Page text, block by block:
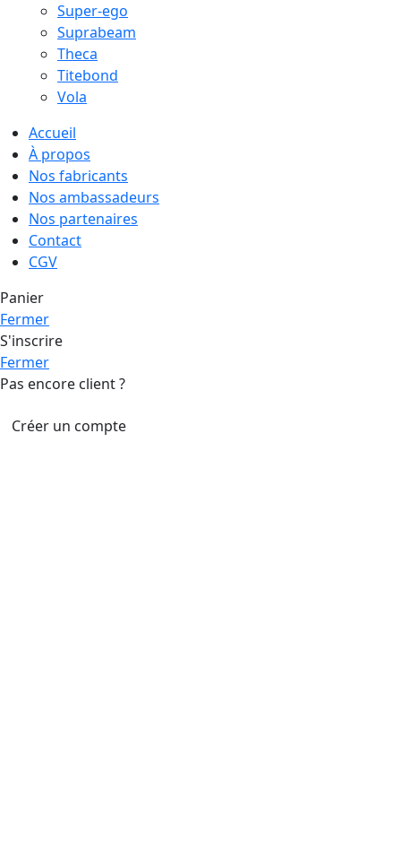
Super-ego
Suprabeam
Theca
Titebond
Vola
Accueil
À propos
Nos fabricants
Nos ambassadeurs
Nos partenaires
Contact
CGV
Panier
Fermer
S'inscrire
Fermer
Pas encore client ?
Créer un compte